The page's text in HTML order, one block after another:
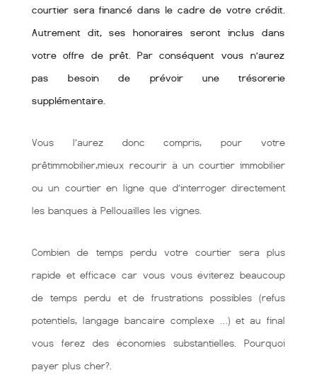
courtier sera financé dans le cadre de votre crédit.
Autrement dit, ses honoraires seront inclus dans
votre offre de prêt. Par conséquent vous n’aurez
pas besoin de prévoir une trésorerie
supplémentaire.
Vous l’aurez donc compris, pour votre
prêtimmobilier,mieux recourir à un courtier immobilier
ou un courtier en ligne que d’interroger directement
les banques à Pellouailles les vignes.
Combien de temps perdu votre courtier sera plus
rapide et efficace car vous vous éviterez beaucoup
de temps perdu et de frustrations possibles (refus
potentiels, langage bancaire complexe …) et au final
vous ferez des économies substantielles. Pourquoi
payer plus cher?.